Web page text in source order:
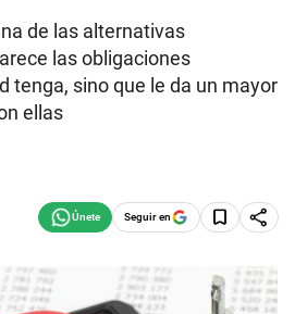
de las alternativas
las obligaciones
tenga, sino que le da un mayor
ellas
Seguir en